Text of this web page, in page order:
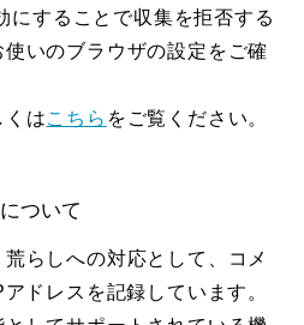
にすることで収集を拒否する
いのブラウザの設定をご確
くはこちら をご覧ください。
ついて
らしへの対応として、コメ
ドレスを記録しています。